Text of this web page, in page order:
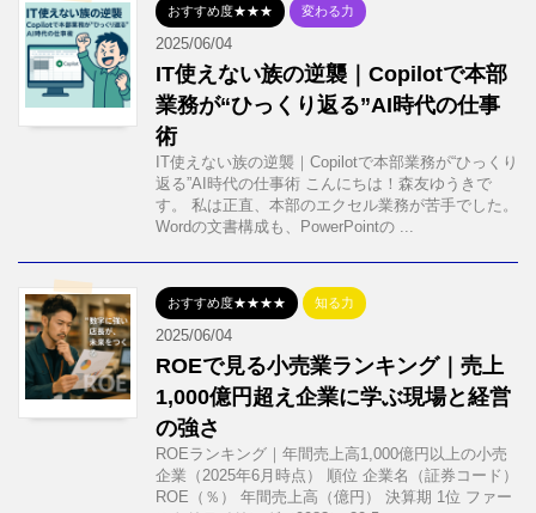
おすすめ度★★★ 変わる力
2025/06/04
IT使えない族の逆襲｜Copilotで本部
業務が“ひっくり返る”AI時代の仕事
術
IT使えない族の逆襲｜Copilotで本部業務が“ひっくり
返る”AI時代の仕事術 こんにちは！森友ゆうきで
す。 私は正直、本部のエクセル業務が苦手でした。
Wordの文書構成も、PowerPointの ...
おすすめ度★★★★ 知る力
2025/06/04
ROEで見る小売業ランキング｜売上
1,000億円超え企業に学ぶ現場と経営
の強さ
ROEランキング｜年間売上高1,000億円以上の小売
企業（2025年6月時点） 順位 企業名（証券コード）
ROE（％） 年間売上高（億円） 決算期 1位 ファー